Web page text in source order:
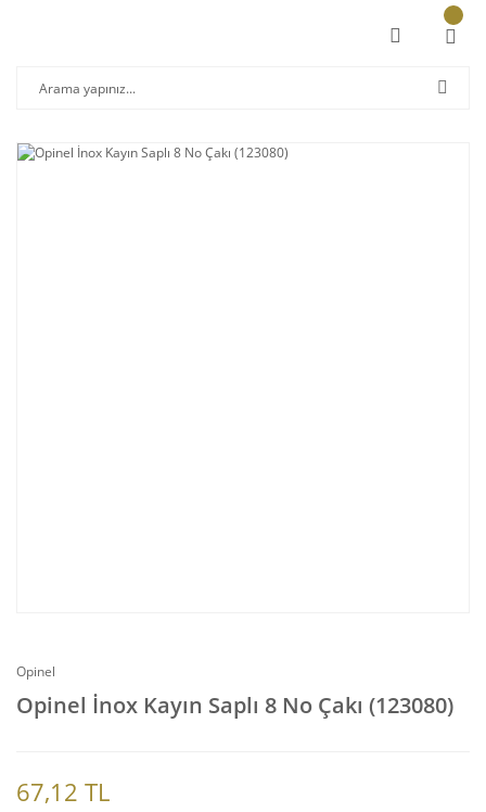
Opinel
Opinel İnox Kayın Saplı 8 No Çakı (123080)
67,12 TL